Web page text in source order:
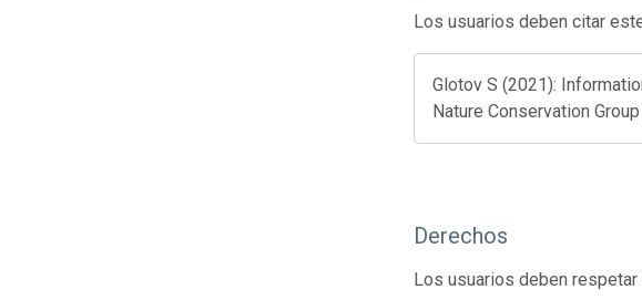
Los usuarios deben citar
Glotov S (2021):
Nature Conservation
Derechos
Los usuarios deben